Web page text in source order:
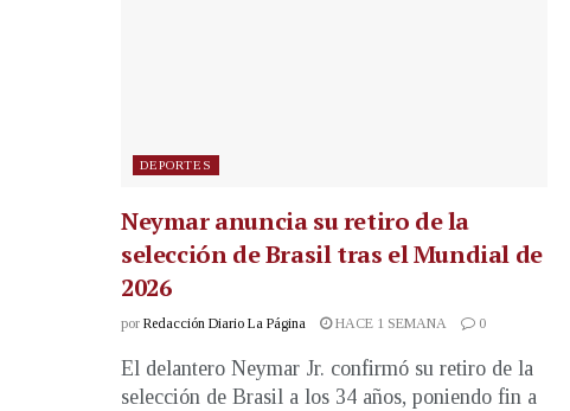
DEPORTES
Neymar anuncia su retiro de la
selección de Brasil tras el Mundial de
2026
por Redacción Diario La Página HACE 1 SEMANA 0
El delantero Neymar Jr. confirmó su retiro de la
selección de Brasil a los 34 años, poniendo fin a